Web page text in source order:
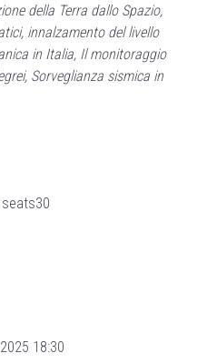
della Terra dallo Spazio,
innalzamento del livello
in Italia, Il monitoraggio
Sorveglianza sismica in
30
18:30